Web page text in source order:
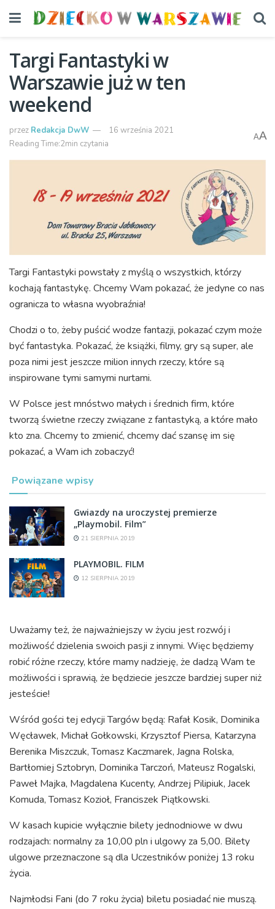
Targi Fantastyki w
Warszawie już w ten
weekend
przez Redakcja DwW
16 września 2021
Reading Time:2min czytania
AA
Targi Fantastyki powstały z myślą o wszystkich, którzy
kochają fantastykę. Chcemy Wam pokazać, że jedyne co nas
ogranicza to własna wyobraźnia!
Chodzi o to, żeby puścić wodze fantazji, pokazać czym może
być fantastyka. Pokazać, że książki, filmy, gry są super, ale
poza nimi jest jeszcze milion innych rzeczy, które są
inspirowane tymi samymi nurtami.
W Polsce jest mnóstwo małych i średnich firm, które
tworzą świetne rzeczy związane z fantastyką, a które mało
kto zna. Chcemy to zmienić, chcemy dać szansę im się
pokazać, a Wam ich zobaczyć!
Powiązane wpisy
Gwiazdy na uroczystej premierze
„Playmobil. Film”
21 SIERPNIA 2019
PLAYMOBIL. FILM
12 SIERPNIA 2019
Uważamy też, że najważniejszy w życiu jest rozwój i
możliwość dzielenia swoich pasji z innymi. Więc będziemy
robić różne rzeczy, które mamy nadzieję, że dadzą Wam te
możliwości i sprawią, że będziecie jeszcze bardziej super niż
jesteście!
Wśród gości tej edycji Targów będą: Rafał Kosik, Dominika
Węcławek, Michał Gołkowski, Krzysztof Piersa, Katarzyna
Berenika Miszczuk, Tomasz Kaczmarek, Jagna Rolska,
Bartłomiej Sztobryn, Dominika Tarczoń, Mateusz Rogalski,
Paweł Majka, Magdalena Kucenty, Andrzej Pilipiuk, Jacek
Komuda, Tomasz Kozioł, Franciszek Piątkowski.
W kasach kupicie wyłącznie bilety jednodniowe w dwu
rodzajach: normalny za 10,00 pln i ulgowy za 5,00. Bilety
ulgowe przeznaczone są dla Uczestników poniżej 13 roku
życia.
Najmłodsi Fani (do 7 roku życia) biletu posiadać nie muszą.